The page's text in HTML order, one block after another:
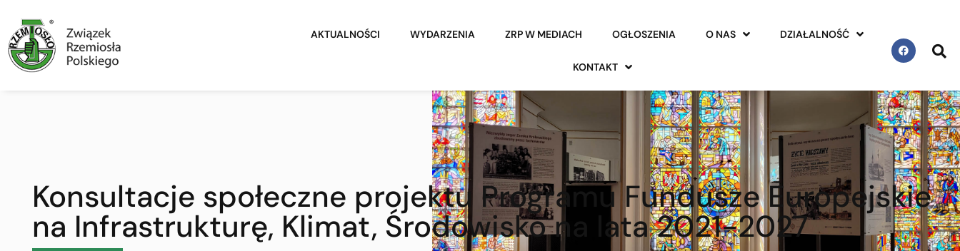
AKTUALNOŚCI WYDARZENIA ZRP W MEDIACH OGŁOSZENIA O NAS DZIAŁALNOŚĆ
KONTAKT
Konsultacje społeczne projektu Programu Fundusze Europejskie
na Infrastrukturę, Klimat, Środowisko na lata 2021-2027